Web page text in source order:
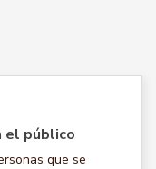
el público
que se